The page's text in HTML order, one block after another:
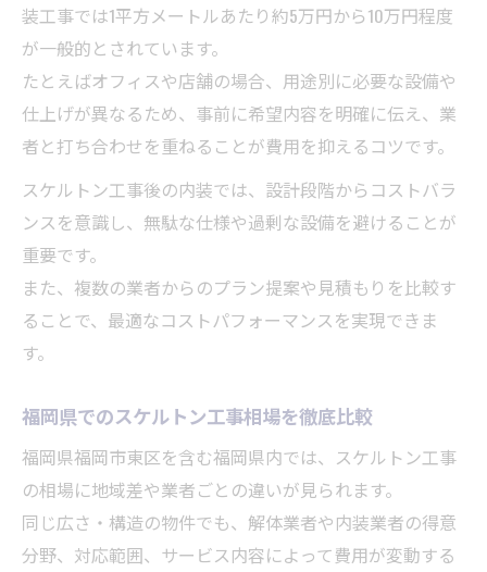
装工事では1平方メートルあたり約5万円から10万円程度
が一般的とされています。
たとえばオフィスや店舗の場合、用途別に必要な設備や
仕上げが異なるため、事前に希望内容を明確に伝え、業
者と打ち合わせを重ねることが費用を抑えるコツです。
スケルトン工事後の内装では、設計段階からコストバラ
ンスを意識し、無駄な仕様や過剰な設備を避けることが
重要です。
また、複数の業者からのプラン提案や見積もりを比較す
ることで、最適なコストパフォーマンスを実現できま
す。
福岡県でのスケルトン工事相場を徹底比較
福岡県福岡市東区を含む福岡県内では、スケルトン工事
の相場に地域差や業者ごとの違いが見られます。
同じ広さ・構造の物件でも、解体業者や内装業者の得意
分野、対応範囲、サービス内容によって費用が変動する